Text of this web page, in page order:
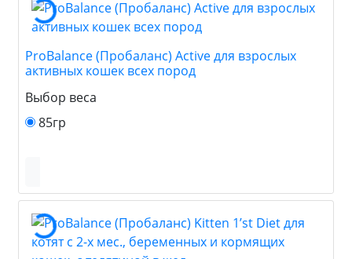
ProBalance (Пробаланс) Active для взрослых
активных кошек всех пород
Выбор веса
85гр